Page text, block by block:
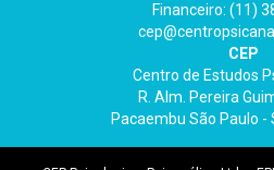
Financeiro: (11)
CEP
Centro de Estudos
R. Alm. Pereira
Pacaembu São Paulo -